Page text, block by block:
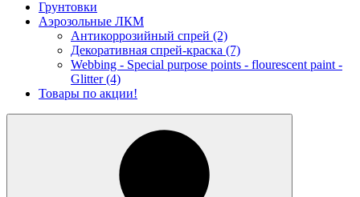
Грунтовки
Аэрозольные ЛКМ
Антикоррозийный спрей (2)
Декоративная спрей-краска (7)
Webbing - Special purpose points - flourescent paint -
Glitter (4)
Товары по акции!